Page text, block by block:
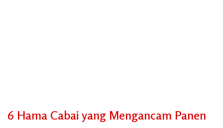
6 Hama Cabai yang Mengancam Panen